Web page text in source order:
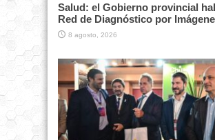
Salud: el Gobierno provincial
Red de Diagnóstico por
8 agosto, 2026